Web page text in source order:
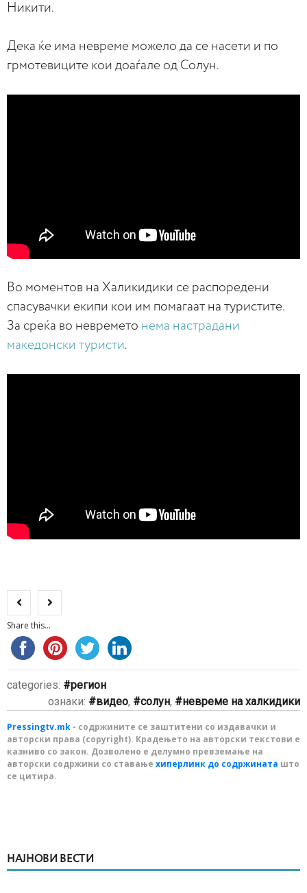
Никити.
Дека ќе има невреме можело да се насети и по
грмотевиците кои доаѓале од Солун.
Во моментов на Халикидики се распоредени
спасувачки екипи кои им помагаат на туристите.
За среќа во невремето нема настрадани
македонски туристи.
Share this...
categories:
регион
ознаки:
видео, солун, невреме на халкидики
Pressingtv.mk - содржините се заштитени со издавачки и
авторски права (copyright). Крадењето на авторски текстови е
казниво со закон. Дозволено е делумно превземање на
авторски содржини со ставање хиперлинк до содржината што
се цитира.
НАЈНОВИ ВЕСТИ